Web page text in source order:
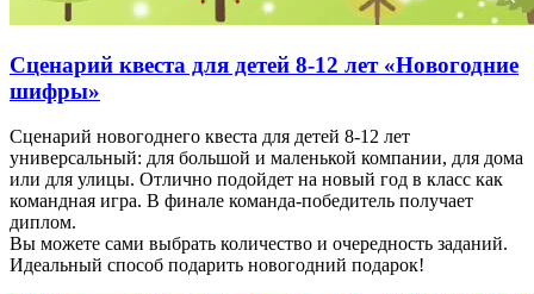
Сценарий квеста для детей 8-12 лет «Новогодние
шифры»
Сценарий новогоднего квеста для детей 8-12 лет
универсальный: для большой и маленькой компании, для дома
или для улицы. Отлично подойдет на новый год в класс как
командная игра. В финале команда-победитель получает
диплом.
Вы можете сами выбрать количество и очередность заданий.
Идеальный способ подарить новогодний подарок!